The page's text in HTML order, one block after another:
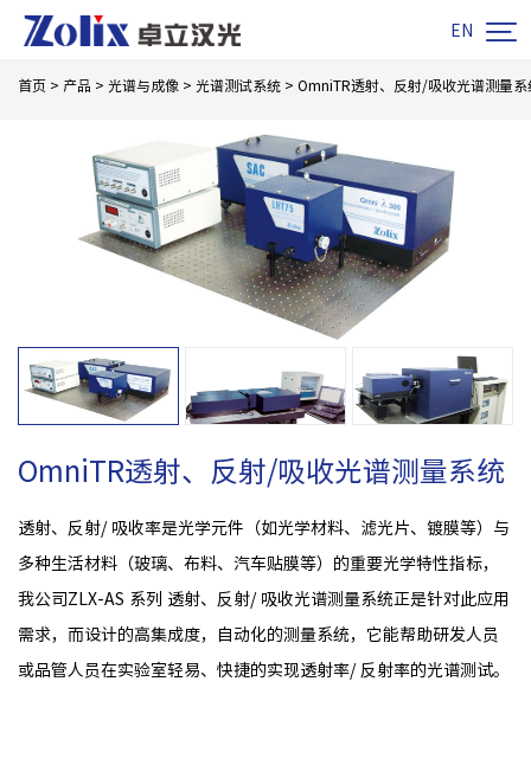
EN 
首页 > 产品 > 光谱与成像 > 光谱测试系统 > OmniTR透射、反射/吸收光谱测量系
OmniTR透射、反射/吸收光谱测量系统
透射、反射/ 吸收率是光学元件（如光学材料、滤光片、镀膜等）与
多种生活材料（玻璃、布料、汽车贴膜等）的重要光学特性指标，
我公司ZLX-AS 系列 透射、反射/ 吸收光谱测量系统正是针对此应用
需求，而设计的高集成度，自动化的测量系统，它能帮助研发人员
或品管人员在实验室轻易、快捷的实现透射率/ 反射率的光谱测试。